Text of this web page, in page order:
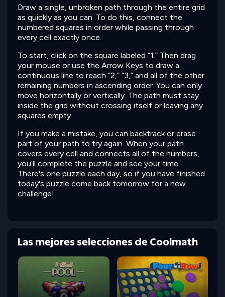
Draw a single, unbroken path through the entire grid
as quickly as you can. To do this, connect the
numbered squares in order while passing through
every cell exactly once.
To start, click on the square labeled “1.” Then drag
your mouse or use the Arrow Keys to draw a
continuous line to reach “2,” “3,” and all of the other
remaining numbers in ascending order. You can only
move horizontally or vertically. The path must stay
inside the grid without crossing itself or leaving any
squares empty.
If you make a mistake, you can backtrack or erase
part of your path to try again. When your path
covers every cell and connects all of the numbers,
you’ll complete the puzzle and see your time.
There's one puzzle each day, so if you have finished
today's puzzle come back tomorrow for a new
challenge!
Las mejores selecciones de Coolmath